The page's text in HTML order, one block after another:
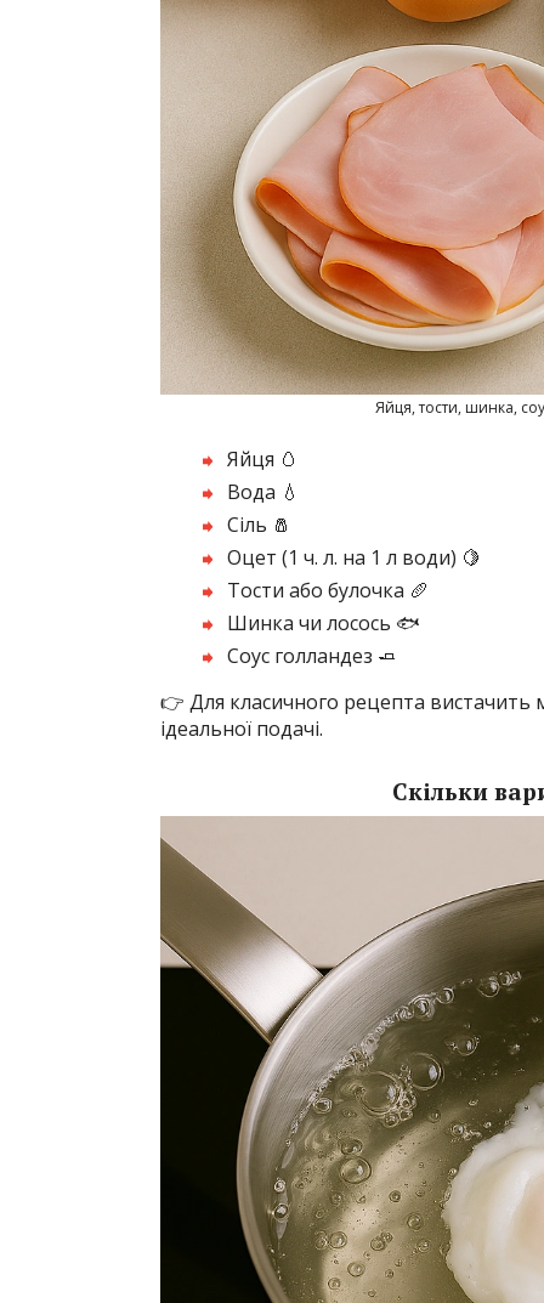
Яйця, тости, шинка,
Яйця 🥚
Вода 💧
Сіль 🧂
Оцет (1 ч. л. на 1 л води) 🍋
Тости або булочка 🥖
Шинка чи лосось 🐟
Соус голландез 🧈
👉 Для класичного рецепта
ідеальної подачі.
Скільки